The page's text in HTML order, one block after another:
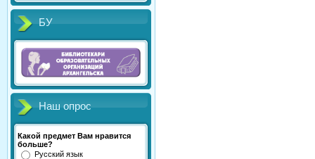
БУ
Наш опрос
Какой предмет Вам нравится
больше?
Русский язык